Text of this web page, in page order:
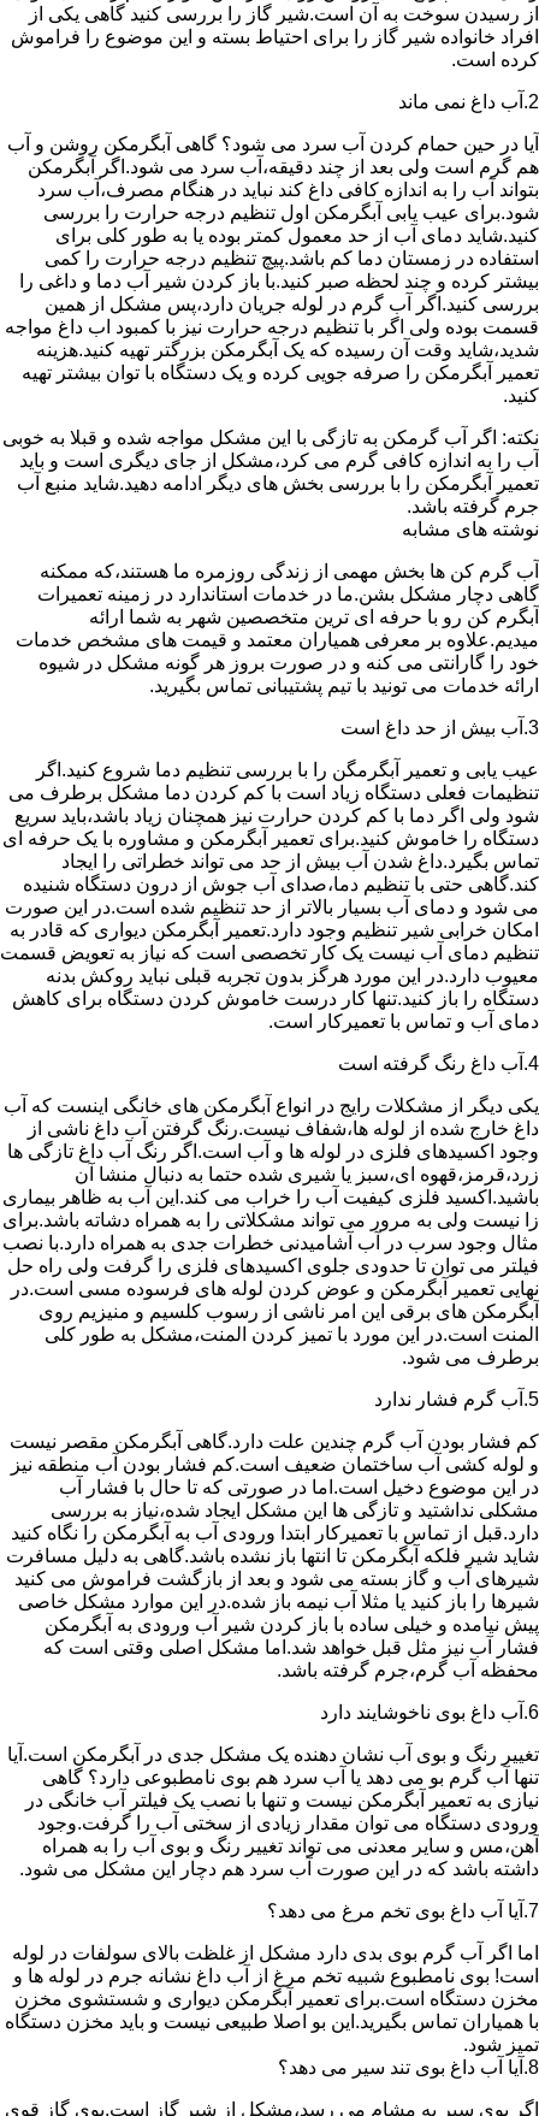
از رسیدن سوخت به آن است.شیر گاز را بررسی کنید گاهی یکی از
افراد خانواده شیر گاز را برای احتیاط بسته و این موضوع را فراموش
کرده است.
2.آب داغ نمی ماند
آیا در حین حمام کردن آب سرد می شود؟ گاهی آبگرمکن روشن و آب
هم گرم است ولی بعد از چند دقیقه،آب سرد می شود.اگر آبگرمکن
بتواند آب را به اندازه کافی داغ کند نباید در هنگام مصرف،آب سرد
شود.برای عیب یابی آبگرمکن اول تنظیم درجه حرارت را بررسی
کنید.شاید دمای آب از حد معمول کمتر بوده یا به طور کلی برای
استفاده در زمستان دما کم باشد.پیچ تنظیم درجه حرارت را کمی
بیشتر کرده و چند لحظه صبر کنید.با باز کردن شیر آب دما و داغی را
بررسی کنید.اگر آب گرم در لوله جریان دارد،پس مشکل از همین
قسمت بوده ولی اگر با تنظیم درجه حرارت نیز با کمبود اب داغ مواجه
شدید،شاید وقت آن رسیده که یک آبگرمکن بزرگتر تهیه کنید.هزینه
تعمیر آبگرمکن را صرفه جویی کرده و یک دستگاه با توان بیشتر تهیه
کنید.
نکته: اگر آب گرمکن به تازگی با این مشکل مواجه شده و قبلا به خوبی
آب را به اندازه کافی گرم می کرد،مشکل از جای دیگری است و باید
تعمیر آبگرمکن را با بررسی بخش های دیگر ادامه دهید.شاید منبع آب
جرم گرفته باشد.
نوشته های مشابه
آب گرم کن ها بخش مهمی از زندگی روزمره ما هستند،که ممکنه
گاهی دچار مشکل بشن.ما در خدمات استاندارد در زمینه تعمیرات
آبگرم کن رو با حرفه ای ترین متخصصین شهر به شما ارائه
میدیم.علاوه بر معرفی همیاران معتمد و قیمت های مشخص خدمات
خود را گارانتی می کنه و در صورت بروز هر گونه مشکل در شیوه
ارائه خدمات می تونید با تیم پشتیبانی تماس بگیرید.
3.آب بیش از حد داغ است
عیب یابی و تعمیر آبگرمگن را با بررسی تنظیم دما شروع کنید.اگر
تنظیمات فعلی دستگاه زیاد است با کم کردن دما مشکل برطرف می
شود ولی اگر دما با کم کردن حرارت نیز همچنان زیاد باشد،باید سریع
دستگاه را خاموش کنید.برای تعمیر آبگرمکن و مشاوره با یک حرفه ای
تماس بگیرد.داغ شدن آب بیش از حد می تواند خطراتی را ایجاد
کند.گاهی حتی با تنظیم دما،صدای آب جوش از درون دستگاه شنیده
می شود و دمای آب بسیار بالاتر از حد تنظیم شده است.در این صورت
امکان خرابی شیر تنظیم وجود دارد.تعمیر آبگرمکن دیواری که قادر به
تنظیم دمای آب نیست یک کار تخصصی است که نیاز به تعویض قسمت
معیوب دارد.در این مورد هرگز بدون تجربه قبلی نباید روکش بدنه
دستگاه را باز کنید.تنها کار درست خاموش کردن دستگاه برای کاهش
دمای آب و تماس با تعمیرکار است.
4.آب داغ رنگ گرفته است
یکی دیگر از مشکلات رایج در انواع آبگرمکن های خانگی اینست که آب
داغ خارج شده از لوله ها،شفاف نیست.رنگ گرفتن آب داغ ناشی از
وجود اکسیدهای فلزی در لوله ها و آب است.اگر رنگ آب داغ تازگی ها
زرد،قرمز،قهوه ای،سبز یا شیری شده حتما به دنبال منشا آن
باشید.اکسید فلزی کیفیت آب را خراب می کند.این آب به ظاهر بیماری
زا نیست ولی به مرور می تواند مشکلاتی را به همراه دشاته باشد.برای
مثال وجود سرب در آب آشامیدنی خطرات جدی به همراه دارد.با نصب
فیلتر می توان تا حدودی جلوی اکسیدهای فلزی را گرفت ولی راه حل
نهایی تعمیر آبگرمکن و عوض کردن لوله های فرسوده مسی است.در
آبگرمکن های برقی این امر ناشی از رسوب کلسیم و منیزیم روی
المنت است.در این مورد با تمیز کردن المنت،مشکل به طور کلی
برطرف می شود.
5.آب گرم فشار ندارد
کم فشار بودن آب گرم چندین علت دارد.گاهی آبگرمکن مقصر نیست
و لوله کشی آب ساختمان ضعیف است.کم فشار بودن آب منطقه نیز
در این موضوع دخیل است.اما در صورتی که تا حال با فشار آب
مشکلی نداشتید و تازگی ها این مشکل ایجاد شده،نیاز به بررسی
دارد.قبل از تماس با تعمیرکار ابتدا ورودی آب به آبگرمکن را نگاه کنید
شاید شیر فلکه آبگرمکن تا انتها باز نشده باشد.گاهی به دلیل مسافرت
شیرهای آب و گاز بسته می شود و بعد از بازگشت فراموش می کنید
شیرها را باز کنید یا مثلا آب نیمه باز شده.در این موارد مشکل خاصی
پیش نیامده و خیلی ساده با باز کردن شیر آب ورودی به آبگرمکن
فشار آب نیز مثل قبل خواهد شد.اما مشکل اصلی وقتی است که
محفظه آب گرم،جرم گرفته باشد.
6.آب داغ بوی ناخوشایند دارد
تغییر رنگ و بوی آب نشان دهنده یک مشکل جدی در آبگرمکن است.آیا
تنها آب گرم بو می دهد یا آب سرد هم بوی نامطبوعی دارد؟ گاهی
نیازی به تعمیر آبگرمکن نیست و تنها با نصب یک فیلتر آب خانگی در
ورودی دستگاه می توان مقدار زیادی از سختی آب را گرفت.وجود
آهن،مس و سایر معدنی می تواند تغییر رنگ و بوی آب را به همراه
داشته باشد که در این صورت آب سرد هم دچار این مشکل می شود.
7.آیا آب داغ بوی تخم مرغ می دهد؟
اما اگر آب گرم بوی بدی دارد مشکل از غلظت بالای سولفات در لوله
است! بوی نامطبوع شبیه تخم مرغ از آب داغ نشانه جرم در لوله ها و
مخزن دستگاه است.برای تعمیر آبگرمکن دیواری و شستشوی مخزن
با همیاران تماس بگیرید.این بو اصلا طبیعی نیست و باید مخزن دستگاه
تمیز شود.
8.آیا آب داغ بوی تند سیر می دهد؟
اگر بوی سیر به مشام می رسد،مشکل از شیر گاز است.بوی گاز قوی